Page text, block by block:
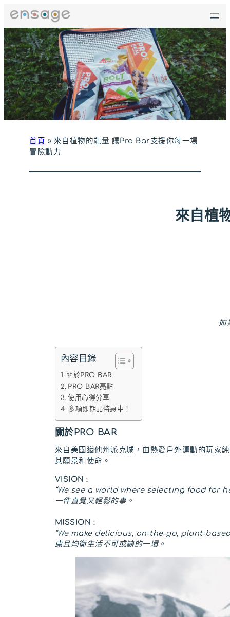
至
主
要
內
容
首頁 » 來自植物的能量 讓Pro Bar支援你每一場
冒險動力
來自植
如
內容目錄
關於PRO BAR
PRO BAR亮點
使用心得分享
多項即期品特惠中！
關於PRO BAR
來自美國猶他州派克城，由熱愛戶外運動的玩家
其願景和使命。
VISION :
“We see a world where selecting food for
一件直覺又輕鬆的事。
MISSION :
“We make delicious, on‑the‑go,
康且均衡生活不可或缺的一環。